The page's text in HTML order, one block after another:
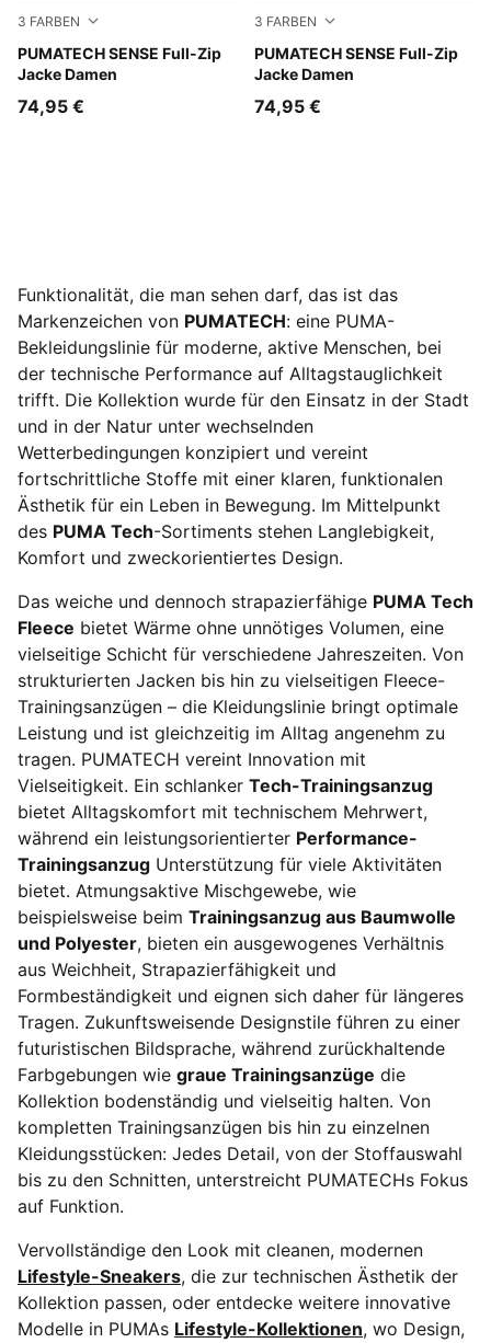
3 FARBEN
PUMATECH SENSE Full-Zip
Jacke Damen
Misty Pink
74,95 €
3 FARBEN
PUMATECH SENSE Full-Zip
Jacke Damen
Inky Depths
74,95 €
Funktionalität, die man sehen darf, das ist das
Markenzeichen von PUMATECH: eine PUMA-
Bekleidungslinie für moderne, aktive Menschen, bei
der technische Performance auf Alltagstauglichkeit
trifft. Die Kollektion wurde für den Einsatz in der Stadt
und in der Natur unter wechselnden
Wetterbedingungen konzipiert und vereint
fortschrittliche Stoffe mit einer klaren, funktionalen
Ästhetik für ein Leben in Bewegung. Im Mittelpunkt
des PUMA Tech-Sortiments stehen Langlebigkeit,
Komfort und zweckorientiertes Design.
Das weiche und dennoch strapazierfähige PUMA Tech
Fleece bietet Wärme ohne unnötiges Volumen, eine
vielseitige Schicht für verschiedene Jahreszeiten. Von
strukturierten Jacken bis hin zu vielseitigen Fleece-
Trainingsanzügen – die Kleidungslinie bringt optimale
Leistung und ist gleichzeitig im Alltag angenehm zu
tragen. PUMATECH vereint Innovation mit
Vielseitigkeit. Ein schlanker Tech-Trainingsanzug
bietet Alltagskomfort mit technischem Mehrwert,
während ein leistungsorientierter Performance-
Trainingsanzug Unterstützung für viele Aktivitäten
bietet. Atmungsaktive Mischgewebe, wie
beispielsweise beim Trainingsanzug aus Baumwolle
und Polyester, bieten ein ausgewogenes Verhältnis
aus Weichheit, Strapazierfähigkeit und
Formbeständigkeit und eignen sich daher für längeres
Tragen. Zukunftsweisende Designstile führen zu einer
futuristischen Bildsprache, während zurückhaltende
Farbgebungen wie graue Trainingsanzüge die
Kollektion bodenständig und vielseitig halten. Von
kompletten Trainingsanzügen bis hin zu einzelnen
Kleidungsstücken: Jedes Detail, von der Stoffauswahl
bis zu den Schnitten, unterstreicht PUMATECHs Fokus
auf Funktion.
Vervollständige den Look mit cleanen, modernen
Lifestyle-Sneakers, die zur technischen Ästhetik der
Kollektion passen, oder entdecke weitere innovative
Modelle in PUMAs Lifestyle-Kollektionen, wo Design,